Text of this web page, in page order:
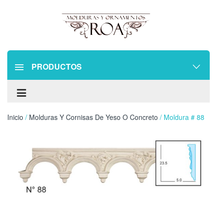
PRODUCTOS
Inicio / Molduras Y Cornisas De Yeso O Concreto / Moldura # 88